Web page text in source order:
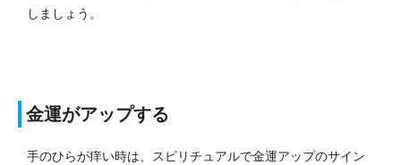
しましょう。
金運がアップする
手のひらが痒い時は、スピリチュアルで金運アップのサイン